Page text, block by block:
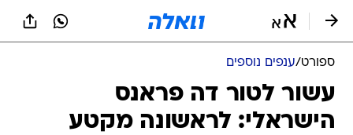
ספורט/ענפים נוספים
עשור לטור דה פראנס
הישראלי: לראשונה מקטע